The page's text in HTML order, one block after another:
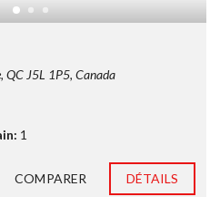
QC J5L 1P5, Canada
1
COMPARER DÉTAILS